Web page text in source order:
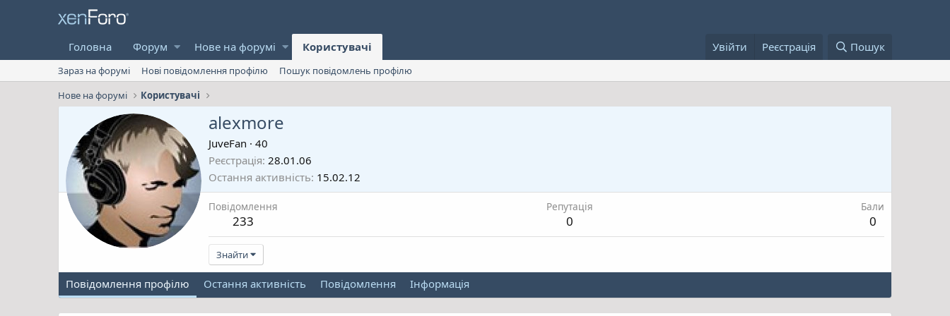
Головна Форум Нове на форумі Користувачі Увійти Реєстрація Пошук
Зараз на форумі Нові повідомлення профілю
Пошук повідомлень профілю
Нове на форумі
Користувачі
alexmore
JuveFan · 40
Реєстрація 28.01.06
Остання активність 15.02.12
Повідомлення
233
Репутація
0
Бали
0
Знайти
Повідомлення профілю Остання активність Повідомлення Інформація